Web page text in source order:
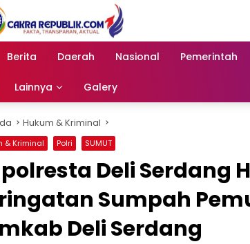
Berita Daerah Nasional Pemerintah
Lainnya Galery
Hukum & Kriminal
& Kriminal Polri SUMUT
Deli Serdang
Sumpah
Deli Serdang